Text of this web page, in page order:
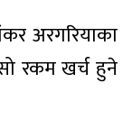
अरगरियाका
रकम खर्च हुने